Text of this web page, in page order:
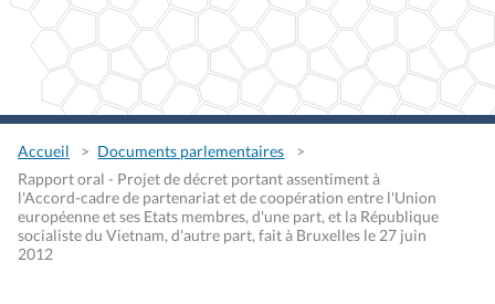
Accueil
Documents parlementaires
Rapport oral - Projet de décret portant assentiment à
l'Accord-cadre de partenariat et de coopération entre l'Union
européenne et ses Etats membres, d'une part, et la République
socialiste du Vietnam, d'autre part, fait à Bruxelles le 27 juin
2012